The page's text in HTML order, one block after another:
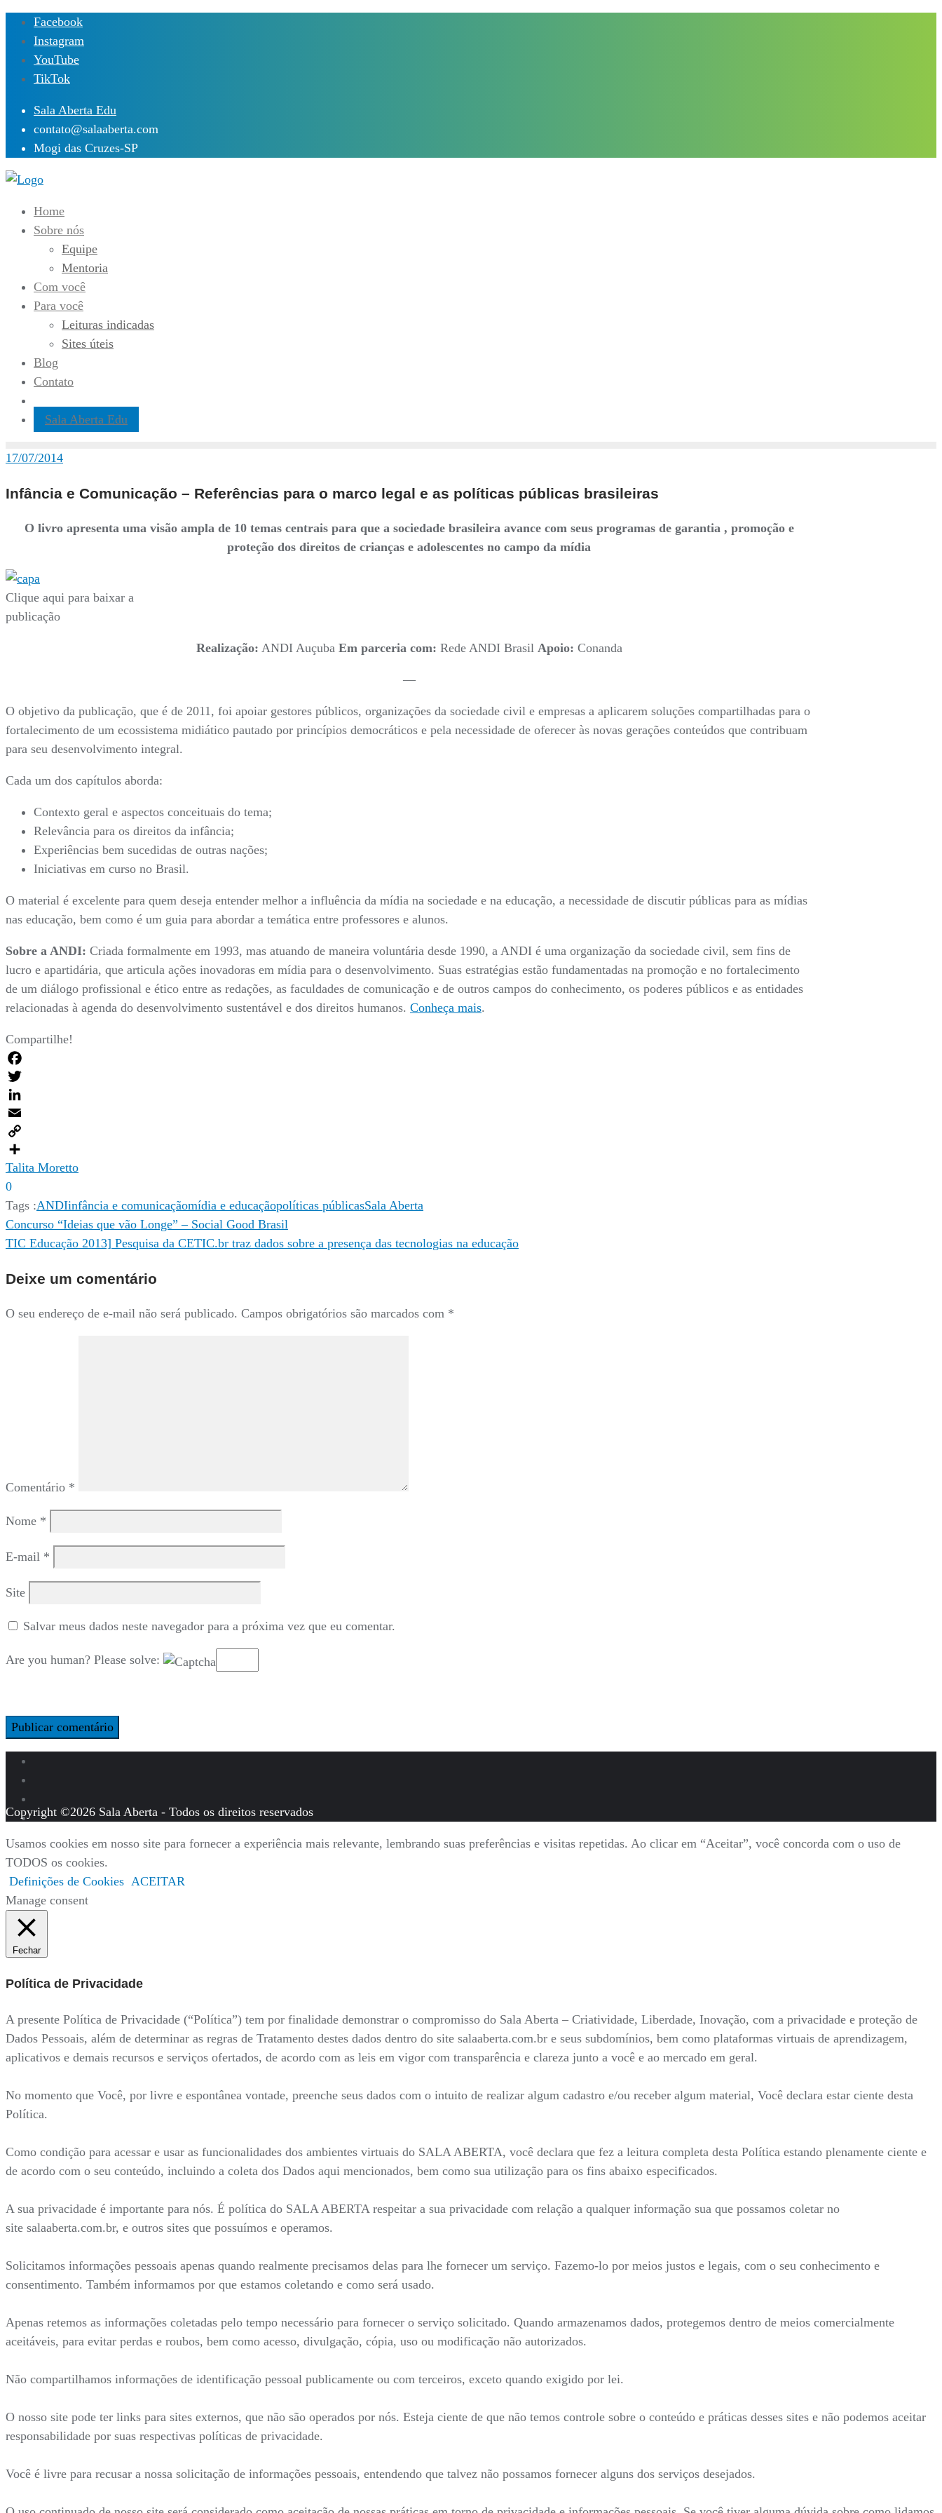
Skip
content
Facebook
Instagram
YouTube
TikTok
Sala Aberta Edu
contato@salaaberta.com
Mogi das Cruzes-SP
Home
Sobre nós
Equipe
Mentoria
Com você
Para você
Leituras indicadas
Sites úteis
Blog
Contato
Sala Aberta Edu
17/07/2014
Infância e Comunicação – Referências para o marco legal e as políticas públicas brasileiras
O livro apresenta uma visão ampla de 10 temas centrais para que a sociedade brasileira avance com seus programas de garantia , promoção e
proteção dos direitos de crianças e adolescentes no campo da mídia
Clique aqui para baixar a
publicação
Realização: ANDI Auçuba Em parceria com: Rede ANDI Brasil Apoio: Conanda
—
O objetivo da publicação, que é de 2011, foi apoiar gestores públicos, organizações da sociedade civil e empresas a aplicarem soluções compartilhadas para o
fortalecimento de um ecossistema midiático pautado por princípios democráticos e pela necessidade de oferecer às novas gerações conteúdos que contribuam
para seu desenvolvimento integral.
Cada um dos capítulos aborda:
Contexto geral e aspectos conceituais do tema;
Relevância para os direitos da infância;
Experiências bem sucedidas de outras nações;
Iniciativas em curso no Brasil.
O material é excelente para quem deseja entender melhor a influência da mídia na sociedade e na educação, a necessidade de discutir públicas para as mídias
nas educação, bem como é um guia para abordar a temática entre professores e alunos.
Sobre a ANDI: Criada formalmente em 1993, mas atuando de maneira voluntária desde 1990, a ANDI é uma organização da sociedade civil, sem fins de
lucro e apartidária, que articula ações inovadoras em mídia para o desenvolvimento. Suas estratégias estão fundamentadas na promoção e no fortalecimento
de um diálogo profissional e ético entre as redações, as faculdades de comunicação e de outros campos do conhecimento, os poderes públicos e as entidades
relacionadas à agenda do desenvolvimento sustentável e dos direitos humanos. Conheça mais.
Compartilhe!
Facebook
Twitter
LinkedIn
Email
Copy
Link
Compartilhar
Talita Moretto
0
Tags :ANDIinfância e comunicaçãomídia e educaçãopolíticas públicasSala Aberta
Navegação
de
Post
Concurso “Ideias que vão Longe” – Social Good Brasil
TIC Educação 2013] Pesquisa da CETIC.br traz dados sobre a presença das tecnologias na educação
Deixe um comentário
O seu endereço de e-mail não será publicado. Campos obrigatórios são marcados com *
Comentário *
Nome *
E-mail *
Site
Salvar meus dados neste navegador para a próxima vez que eu comentar.
Are you human? Please solve:
Copyright ©2026 Sala Aberta - Todos os direitos reservados
Usamos cookies em nosso site para fornecer a experiência mais relevante, lembrando suas preferências e visitas repetidas. Ao clicar em “Aceitar”, você concorda com o uso de
TODOS os cookies.
Definições de Cookies ACEITAR
Manage consent
Fechar
Política de Privacidade
A presente Política de Privacidade (“Política”) tem por finalidade demonstrar o compromisso do Sala Aberta – Criatividade, Liberdade, Inovação, com a privacidade e proteção de
Dados Pessoais, além de determinar as regras de Tratamento destes dados dentro do site salaaberta.com.br e seus subdomínios, bem como plataformas virtuais de aprendizagem,
aplicativos e demais recursos e serviços ofertados, de acordo com as leis em vigor com transparência e clareza junto a você e ao mercado em geral.
No momento que Você, por livre e espontânea vontade, preenche seus dados com o intuito de realizar algum cadastro e/ou receber algum material, Você declara estar ciente desta
Política.
Como condição para acessar e usar as funcionalidades dos ambientes virtuais do SALA ABERTA, você declara que fez a leitura completa desta Política estando plenamente ciente e
de acordo com o seu conteúdo, incluindo a coleta dos Dados aqui mencionados, bem como sua utilização para os fins abaixo especificados.
A sua privacidade é importante para nós. É política do SALA ABERTA respeitar a sua privacidade com relação a qualquer informação sua que possamos coletar no
site salaaberta.com.br, e outros sites que possuímos e operamos.
Solicitamos informações pessoais apenas quando realmente precisamos delas para lhe fornecer um serviço. Fazemo-lo por meios justos e legais, com o seu conhecimento e
consentimento. Também informamos por que estamos coletando e como será usado.
Apenas retemos as informações coletadas pelo tempo necessário para fornecer o serviço solicitado. Quando armazenamos dados, protegemos dentro de meios comercialmente
aceitáveis, para evitar perdas e roubos, bem como acesso, divulgação, cópia, uso ou modificação não autorizados.
Não compartilhamos informações de identificação pessoal publicamente ou com terceiros, exceto quando exigido por lei.
O nosso site pode ter links para sites externos, que não são operados por nós. Esteja ciente de que não temos controle sobre o conteúdo e práticas desses sites e não podemos aceitar
responsabilidade por suas respectivas políticas de privacidade.
Você é livre para recusar a nossa solicitação de informações pessoais, entendendo que talvez não possamos fornecer alguns dos serviços desejados.